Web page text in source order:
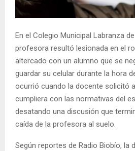
N
U
En el Colegio Municipal Labranza
profesora resultó lesionada en el
altercado con un alumno que se
guardar su celular durante la hora
ocurrió cuando la docente solicitó
cumpliera con las normativas del
desatando una discusión que
caída de la profesora al suelo.
Según reportes de Radio Biobío, la